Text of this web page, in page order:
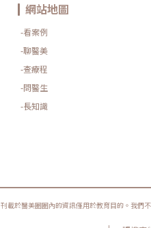
網站地圖
-看案例
-聊醫美
-查療程
-問醫生
-長知識
刊載於醫美圈圈內的資訊僅用於教育目的。我們